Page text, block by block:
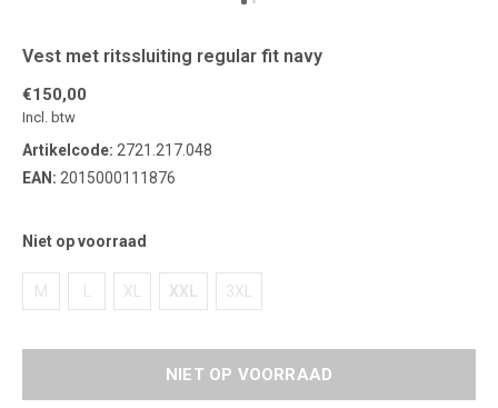
Vest met ritssluiting regular fit navy
€150,00
Incl. btw
Artikelcode: 2721.217.048
EAN: 2015000111876
Niet op voorraad
M XL XXL 3XL
NIET OP VOORRAAD